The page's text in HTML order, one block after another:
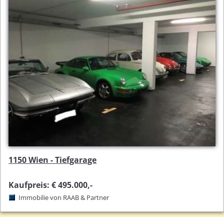
1150 Wien - Tiefgarage
Kaufpreis: € 495.000,-
Immobilie von RAAB & Partner